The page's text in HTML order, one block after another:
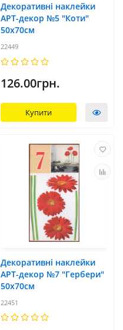
Декоративні наклейки
АРТ-декор №5 "Коти"
50x70см
22449
126.00грн.
Купити
Декоративні наклейки
АРТ-декор №7 "Гербери"
50x70см
22451